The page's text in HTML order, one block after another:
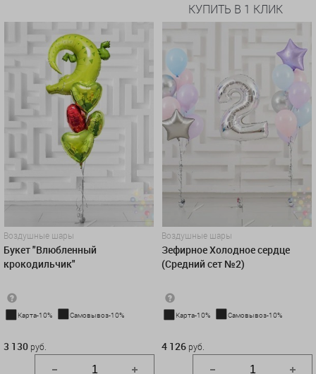
КУПИТЬ В 1 КЛИК
Воздушные шары
Букет "Влюбленный
крокодильчик"
Карта-10% Самовывоз-10%
3 130 руб.
Воздушные шары
Зефирное Холодное сердце
(Средний сет №2)
Карта-10% Самовывоз-10%
4 126 руб.